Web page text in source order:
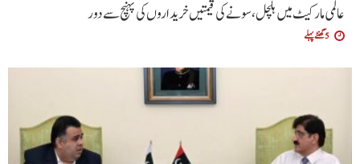
عالمی مارکیٹ میں ہلچل، سونے کی قیمتیں خریداروں کی پہنچ سے دور
5 گھنٹے پہلے